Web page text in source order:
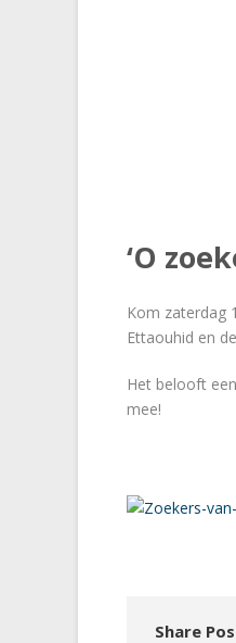
‘O
Kom zaterdag
Ettaouhid en
Het belooft
mee!
Share